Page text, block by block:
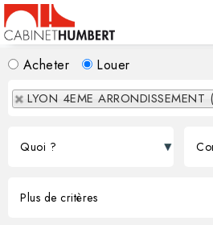
Acheter Louer
LYON 4EME